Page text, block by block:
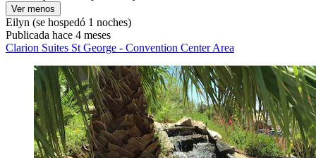
Ver menos
Eilyn (se hospedó 1 noches)
Publicada hace 4 meses
Clarion Suites St George - Convention Center Area